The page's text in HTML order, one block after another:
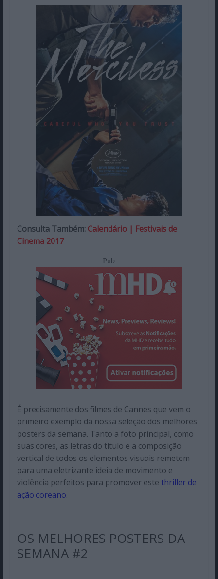
Consulta Também: Calendário | Festivais de
Cinema 2017
Pub
É precisamente dos filmes de Cannes que vem o
primeiro exemplo da nossa seleção dos melhores
posters da semana. Tanto a foto principal, como
suas cores, as letras do título e a composição
vertical de todos os elementos visuais remetem
para uma eletrizante ideia de movimento e
violência perfeitos para promover este thriller de
ação coreano.
OS MELHORES POSTERS DA
SEMANA #2